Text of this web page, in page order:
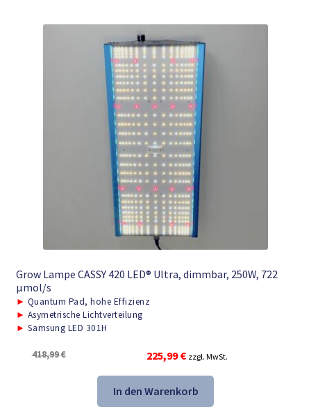
Grow Lampe CASSY 420 LED® Ultra, dimmbar, 250W, 722
μmol/s
► Quantum Pad, hohe Effizienz
► Asymetrische Lichtverteilung
► Samsung LED 301H
418,99€
Ursprünglicher
war:
225,99€Aktueller
ist:
zzgl. MwSt.
In den Warenkorb